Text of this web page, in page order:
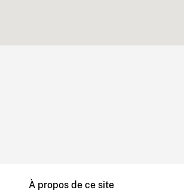
À propos de ce site